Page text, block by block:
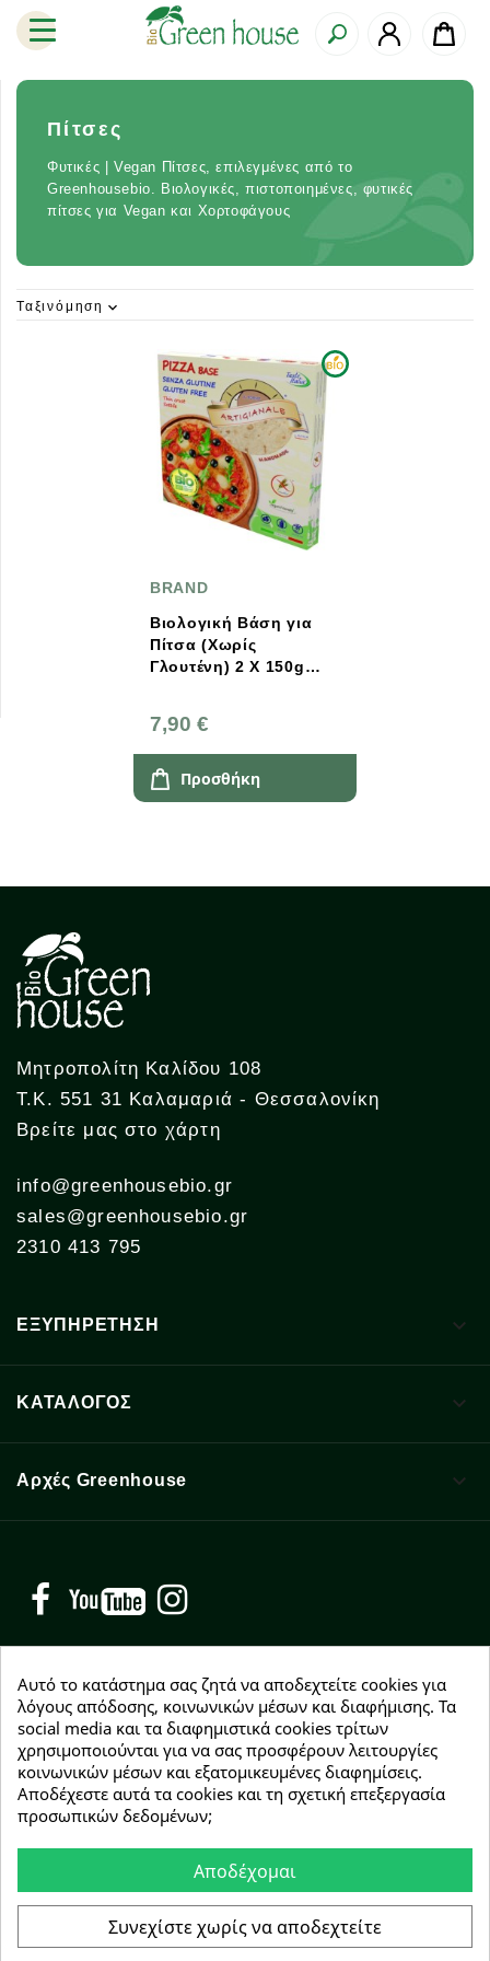
Πίτσες
Φυτικές | Vegan Πίτσες, επιλεγμένες από το
Greenhousebio. Βιολογικές, πιστοποιημένες, φυτικές
πίτσες για Vegan και Χορτοφάγους
Ταξινόμηση expand_more
BRAND
Βιολογική Βάση για
Πίτσα (Χωρίς
Γλουτένη) 2 Χ 150g
7,90 €
Προσθήκη
Μητροπολίτη Καλίδου 108
Τ.Κ. 551 31 Καλαμαριά - Θεσσαλονίκη
Βρείτε μας στο χάρτη
info@greenhousebio.gr
sales@greenhousebio.gr
2310 413 795
ΕΞΥΠΗΡΕΤΗΣΗ 
ΚΑΤΑΛΟΓΟΣ 
Αρχές Greenhouse 
Facebook YouTube
NEWSLETTER
Εγγραφείτε δωρεάν και θα είστε οι πρώτοι που θα
λάβετε τα νέα μας γύρω από προσφορές, εκπτώσεις
και νέα προϊόντα.
Συμφωνώ με τουςόρους χρήσης
Αυτό το κατάστημα σας ζητά να αποδεχτείτε cookies για
λόγους απόδοσης, κοινωνικών μέσων και διαφήμισης. Τα
social media και τα διαφημιστικά cookies τρίτων
χρησιμοποιούνται για να σας προσφέρουν λειτουργίες
κοινωνικών μέσων και εξατομικευμένες διαφημίσεις.
Αποδέχεστε αυτά τα cookies και τη σχετική επεξεργασία
προσωπικών δεδομένων;
Αποδέχομαι
Συνεχίστε χωρίς να αποδεχτείτε